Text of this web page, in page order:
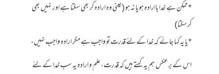
* ممکن ہے خدا باارادہ ہو یا نہ ہو (یعنی وہ ارادہ کر بھی سکتا ہے اور نہیں بھی
کرسکتا)
* یا یہ کہا جائے کہ خدا کے لئے قدرت تو واجب ہے مگر ارادہ واجب نہیں،
اس کے برعکس ہم یہ کہتے ہیں کہ قدرت، علم و ارادہ یہ سب خدا کے لئے